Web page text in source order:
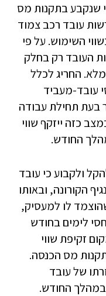
שנקבע בתקנות מס
עובד רכב צמוד
השימוש. על פי
העובד רק בחלק
החריג לכלל
עובד-מעביד
בעת תחילת עבודה
כזה ייזקף שווי
החודש.
ולקבוע כי עובד
הקורונה, ובאותו
לו למעסיק,
לימים בחודש
זקיפת שווי
מס הכנסה.
של עובד
החודש.